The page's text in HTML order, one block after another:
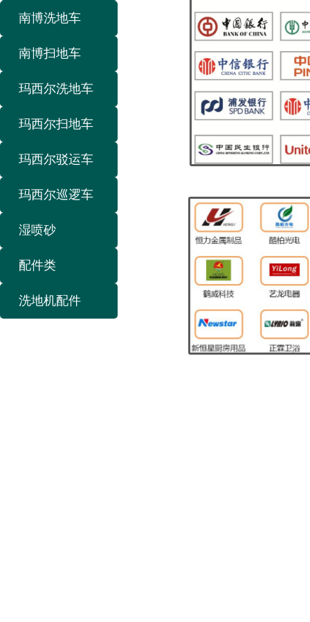
南博洗地车
南博扫地车
玛西尔洗地车
玛西尔扫地车
玛西尔驳运车
玛西尔巡逻车
湿喷砂
配件类
洗地机配件